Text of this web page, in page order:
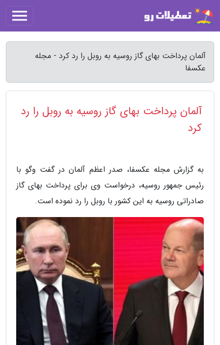
آلمان پرداخت بهای گاز روسیه به روبل را رد کرد - مجله
عکسفا
آلمان پرداخت بهای گاز روسیه به روبل را رد
کرد
به گزارش مجله عکسفا، صدر اعظم آلمان در گفت وگو با
رئیس جمهور روسیه، درخواست وی برای پرداخت بهای گاز
صادراتی روسیه به این کشور با روبل را رد نموده است.